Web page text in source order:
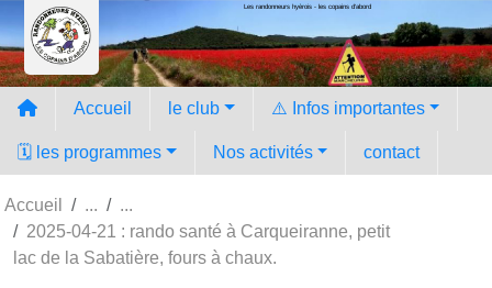
Les randonneurs hyèrois - les copains d'abord
Accueil le club ⚠️ Infos importantes
🗓️ les programmes Nos activités contact
Accueil
2025-04-21 : rando santé à Carqueiranne, petit
lac de la Sabatière, fours à chaux.
Panneau de gestion des cookies